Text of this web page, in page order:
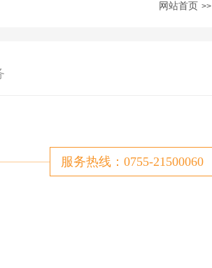
网站首页 >>
服务热线：0755-21500060